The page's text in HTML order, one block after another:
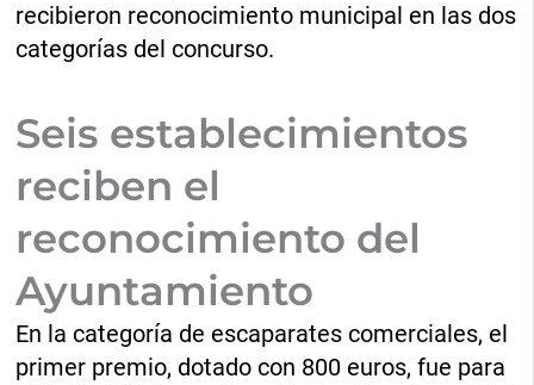
recibieron reconocimiento municipal en las dos
categorías del concurso.
Seis establecimientos
reciben el
reconocimiento del
Ayuntamiento
En la categoría de escaparates comerciales, el
primer premio, dotado con 800 euros, fue para